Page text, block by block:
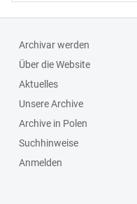
Archivar werden
Über die Website
Aktuelles
Unsere Archive
Archive in Polen
Suchhinweise
Anmelden